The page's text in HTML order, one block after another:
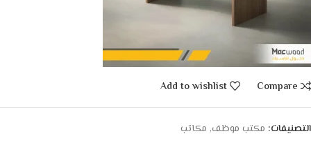
Compare
Add to wishlist
التصنيفات: مكتب موظف, مكاتب